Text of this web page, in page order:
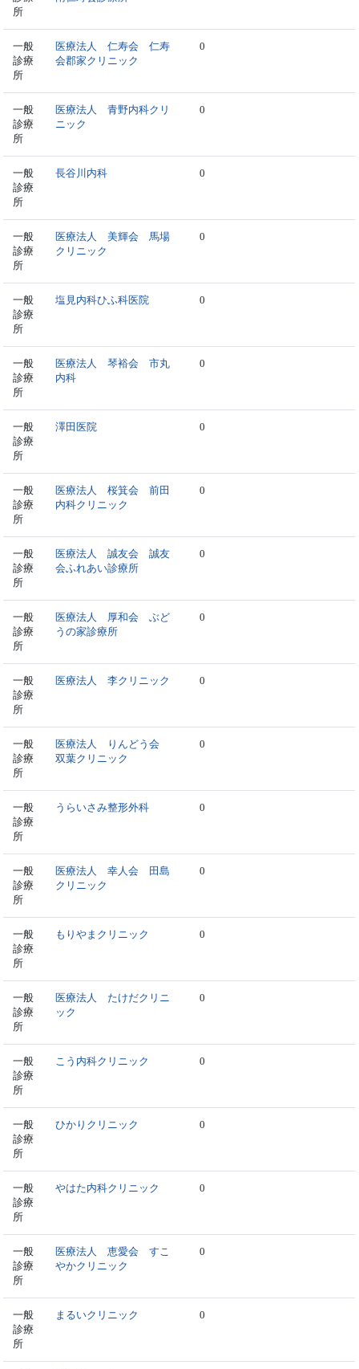
所
一般
診療
所
医療法人 仁寿会 仁寿
会郡家クリニック
0
一般
診療
所
医療法人 青野内科クリ
ニック
0
一般
診療
所
長谷川内科 0
一般
診療
所
医療法人 美輝会 馬場
クリニック
0
一般
診療
所
塩見内科ひふ科医院 0
一般
診療
所
医療法人 琴裕会 市丸
内科
0
一般
診療
所
澤田医院 0
一般
診療
所
医療法人 桜箕会 前田
内科クリニック
0
一般
診療
所
医療法人 誠友会 誠友
会ふれあい診療所
0
一般
診療
所
医療法人 厚和会 ぶど
うの家診療所
0
一般
診療
所
医療法人 李クリニック 0
一般
診療
所
医療法人 りんどう会
双葉クリニック
0
一般
診療
所
うらいさみ整形外科 0
一般
診療
所
医療法人 幸人会 田島
クリニック
0
一般
診療
所
もりやまクリニック 0
一般
診療
所
医療法人 たけだクリニ
ック
0
一般
診療
所
こう内科クリニック 0
一般
診療
所
ひかりクリニック 0
一般
診療
所
やはた内科クリニック 0
一般
診療
所
医療法人 恵愛会 すこ
やかクリニック
0
一般
診療
所
まるいクリニック 0